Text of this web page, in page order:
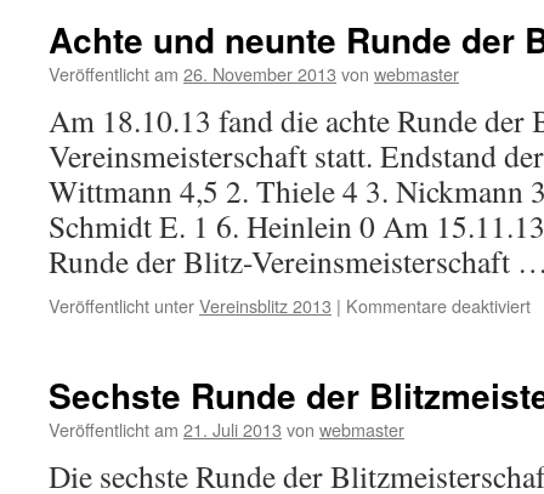
Achte und neunte Runde der
Veröffentlicht am 26. November 2013 von webmaster
Am 18.10.13 fand die achte Runde der
Vereinsmeisterschaft statt. Endstand
Wittmann 4,5 2. Thiele 4 3. Nickmann
Schmidt E. 1 6. Heinlein 0 Am
Runde der Blitz-Vereinsmeisterschaft
Veröffentlicht unterVereinsblitz 2013 | Kommentare deaktiviert
Sechste Runde der
Veröffentlicht am 21. Juli 2013 von webmaster
Die sechste Runde der